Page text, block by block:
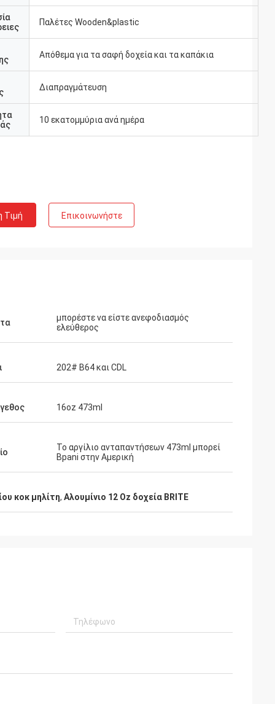
Παλέτες Wooden&plastic
Απόθεμα για τα σαφή δοχεία και τα καπάκια
Διαπραγμάτευση
10 εκατομμύρια ανά ημέρα
Τιμή Επικοινωνήστε
μπορέστε να είστε ανεφοδιασμός
ελεύθερος
202# B64 και CDL
16oz 473ml
Το αργίλιο ανταπαντήσεων 473ml μπορεί
Bpani στην Αμερική
κοκ μηλίτη, Αλουμίνιο 12 Oz δοχεία BRITE